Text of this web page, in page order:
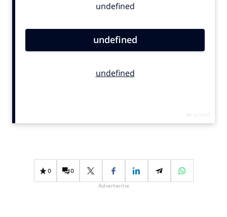
Contentmarketing
Effectiviteit
Gedragsverandering
0 0
Advertentie